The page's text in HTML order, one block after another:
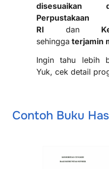
disesuaikan
RIdan
sehingga terjamin
Ingin tahu lebih
Yuk, cek detail
Contoh Buku